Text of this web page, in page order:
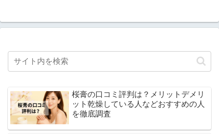
桜膏の口コミ評判は？メリットデメリ
ット乾燥している人などおすすめの人
を徹底調査